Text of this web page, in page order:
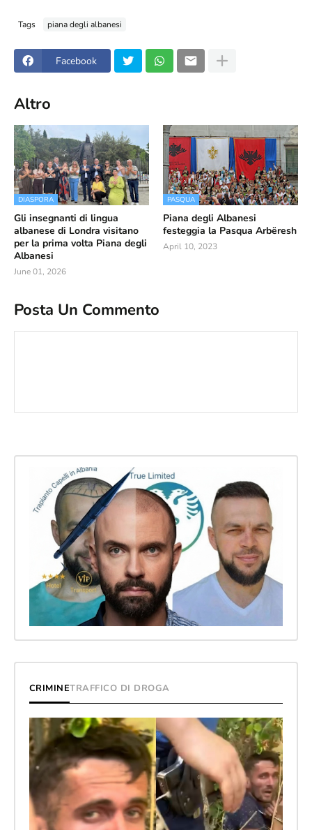
Tags piana degli albanesi
Facebook
Altro
DIASPORA
Gli insegnanti di lingua
albanese di Londra visitano
per la prima volta Piana degli
Albanesi
June 01, 2026
PASQUA
Piana degli Albanesi
festeggia la Pasqua Arbëresh
April 10, 2023
Posta Un Commento
CRIMINETRAFFICO DI DROGA